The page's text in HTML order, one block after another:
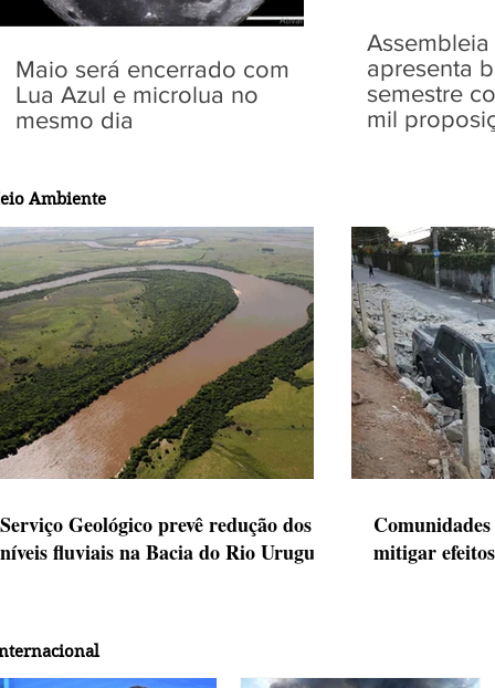
Maio será encerrado com
Lua Azul e microlua no
mesmo dia
Ambiente
apresenta
semestre
mil
Serviço Geológico prevê redução dos
níveis fluviais na Bacia do Rio Uruguai
mitigar